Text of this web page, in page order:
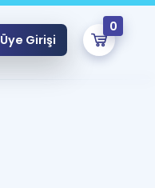
Üye Girişi
0